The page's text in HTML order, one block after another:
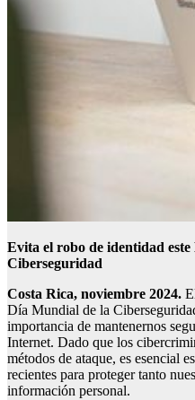
Evita el robo de identidad este
Ciberseguridad
Costa Rica, noviembre 2024.
Día Mundial de la
importancia de mantenernos
Internet. Dado que los
métodos de ataque, es esencial
recientes para proteger tanto
información personal.